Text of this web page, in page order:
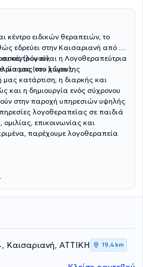
κέντρο ειδικών θεραπειών, το
εδρεύει στην Καισαριανή από το
κέντρου είναι η Λογοθεραπεύτρια
μας στο χώρο της
κατάρτιση, η διαρκής και
και η δημιουργία ενός σύχρονου
στην παροχή υπηρεσιών υψηλής
λογοθεραπείας σε παιδιά
επικοινωνίας και
παρέχουμε λογοθεραπεία
(λόγου),
(του λόγου),
Καισαριανή, ΑΤΤΙΚΗ 19,4 km